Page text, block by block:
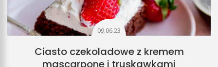
09.06.23
Ciasto czekoladowe z kremem
mascarpone i truskawkami